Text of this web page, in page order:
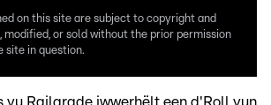
on this site are subject to copyright and
modified, or sold without the prior permission
site in question.